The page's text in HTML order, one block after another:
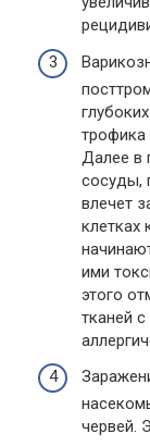
трофика
Далее в
сосуды,
влечет
клетках
ими
этого
тканей
червей.